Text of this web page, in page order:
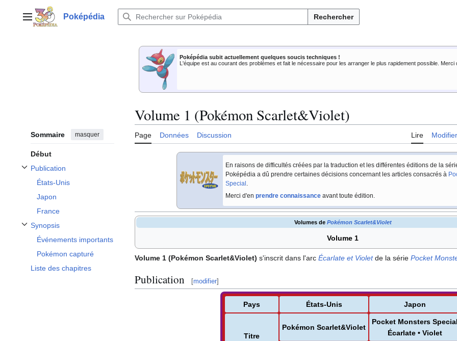
contenuMenu principalPoképédia Rechercher
Poképédia subit actuellement quelques soucis techniques !
L'équipe est au courant des problèmes et fait le nécessaire pour les arranger le plus rapidement possible. Merci
Sommaire masquer
Début
Publication
Afficher / masquer la sous-section Publication
États-Unis
Japon
France
Synopsis
Afficher / masquer la sous-section Synopsis
Événements importants
Pokémon capturé
Liste des chapitres
Volume 1 (Pokémon Scarlet&Violet)
Page Données Discussion Lire Modifier
En raisons de difficultés créées par la traduction et les différentes éditions de la
Poképédia a dû prendre certaines décisions concernant les articles consacrés à
Special .
Merci d'en prendre connaissanceavant toute édition.
Volumes de Pokémon Scarlet&Violet
Volume 1
Volume 1 (Pokémon Scarlet&Violet) s'inscrit dans l'arc Écarlate et Violetde la série Pocket
Publication [modifier]
Pays États-Unis Japon
Titre
Pokémon Scarlet&Violet
Pocket Monsters Special
Écarlate • Violet